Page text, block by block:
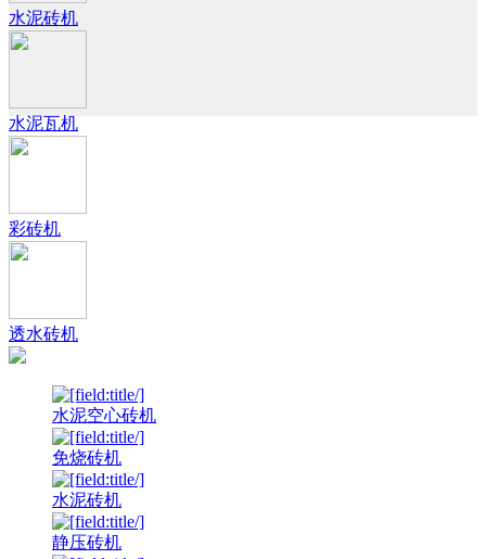
水泥砖机
水泥瓦机
彩砖机
透水砖机
水泥空心砖机
免烧砖机
水泥砖机
静压砖机